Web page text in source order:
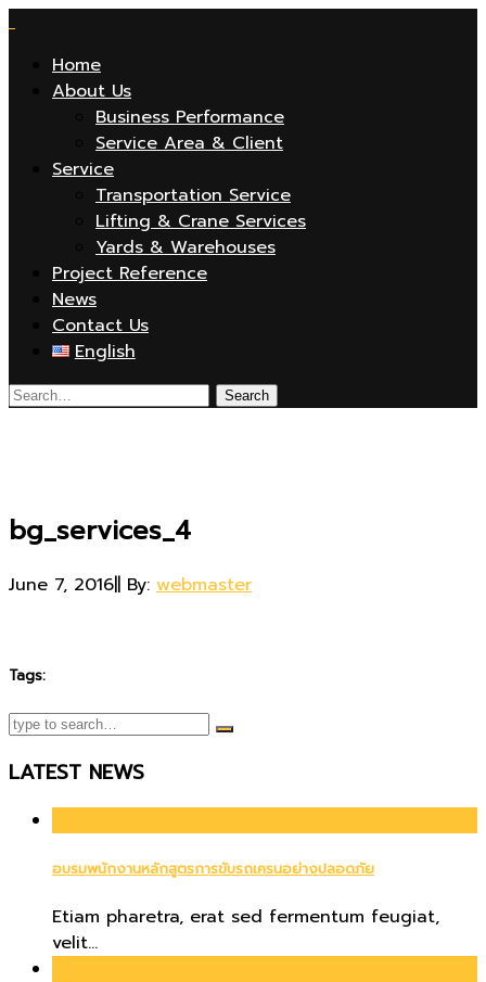
Home
About Us
Business Performance
Service Area & Client
Service
Transportation Service
Lifting & Crane Services
Yards & Warehouses
Project Reference
News
Contact Us
English
bg_services_4
June 7, 2016|| By: webmaster
Tags:
LATEST NEWS
อบรมพนักงานหลักสูตรการขับรถเครนอย่างปลอดภัย
Etiam pharetra, erat sed fermentum feugiat,
velit...